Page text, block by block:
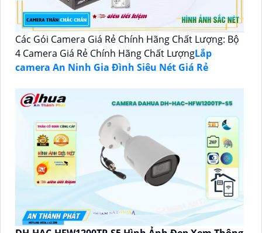
Các Gói Camera Giá Rẻ Chính Hãng Chất Lượng: Bộ
4 Camera Giá Rẻ Chính Hãng Chất LượngLắp
camera An Ninh Gia Đình Siêu Nét Giá Rẻ